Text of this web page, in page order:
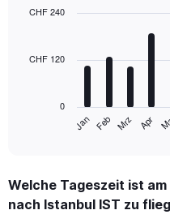
with
The
Range:
12
Jan Feb Mrz Apr
0
CHF 120
CHF 240
Welche Tageszeit ist am
nach Istanbul IST zu